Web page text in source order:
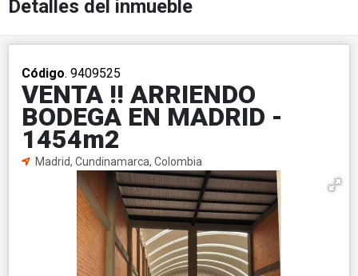
Detalles del inmueble
Código. 9409525
VENTA !! ARRIENDO
BODEGA EN MADRID -
1454m2
Madrid, Cundinamarca, Colombia